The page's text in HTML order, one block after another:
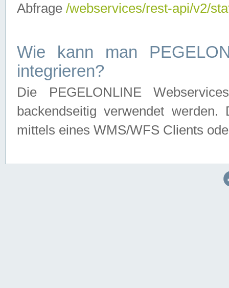
Abfrage /webservices/rest-api/v2/
Wie kann man
integrieren?
Die PEGELONLINE
backendseitig verwendet
mittels eines WMS/WFS Clients